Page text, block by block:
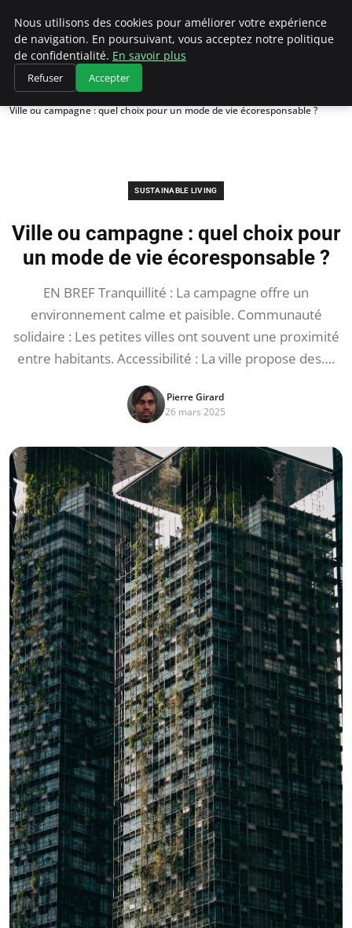
Climategatecountryclub.com
Accueil
Sustainable Living
Ville ou campagne : quel choix pour un mode de vie écoresponsable ?
SUSTAINABLE LIVING
Ville ou campagne : quel choix pour
un mode de vie écoresponsable ?
EN BREF Tranquillité : La campagne offre un
environnement calme et paisible. Communauté
solidaire : Les petites villes ont souvent une proximité
entre habitants. Accessibilité : La ville propose des….
Pierre Girard
26 mars 2025
Nous utilisons des cookies pour améliorer votre expérience
de navigation. En poursuivant, vous acceptez notre politique
de confidentialité. En savoir plus
Refuser Accepter